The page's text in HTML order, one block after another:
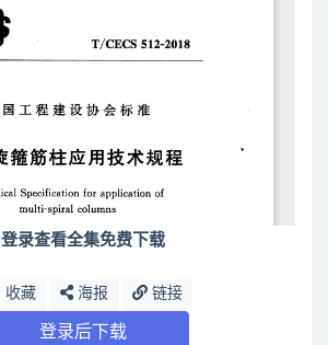
登录查看全集免费下载
收藏 海报 链接
登录后下载